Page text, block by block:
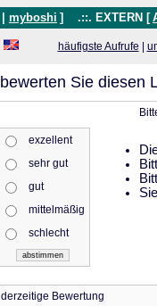
myboshi ] .::. EXTERN [
häufigste Aufrufe
bewerten Sie diesen
exzellent
sehr gut
gut
mittelmäßig
schlecht
derzeitige Bewertung